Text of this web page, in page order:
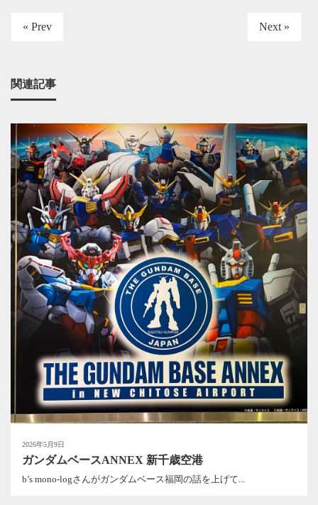
« Prev Next »
関連記事
2026年5月9日
ガンダムベースANNEX 新千歳空港
b’s mono-logさんがガンダムベース福岡の話を上げて...